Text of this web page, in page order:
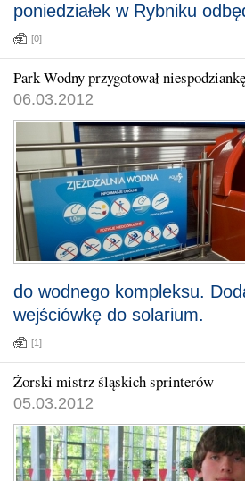
poniedziałek w Rybniku
[0]
Park Wodny przygotował
06.03.2012
do wodnego kompleksu.
wejściówkę do solarium.
[1]
Żorski mistrz śląskich sprinterów
05.03.2012